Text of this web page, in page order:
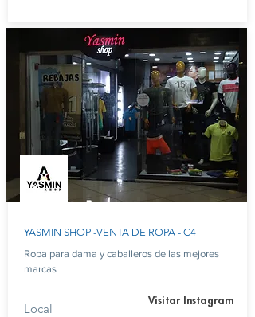
YASMIN SHOP -VENTA DE ROPA - C4
Ropa para dama y caballeros de las mejores
marcas
Local
Visitar Instagram